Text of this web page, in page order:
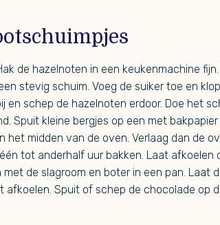
de hazelnoten in een keukenmachine
stevig schuim. Voeg de suiker toe en
en schep de hazelnoten erdoor. Doe het
Spuit kleine bergjes op een met
het midden van de oven. Verlaag dan de
tot anderhalf uur bakken. Laat afkoelen
de slagroom en boter in een pan. Laat
afkoelen. Spuit of schep de chocolade op